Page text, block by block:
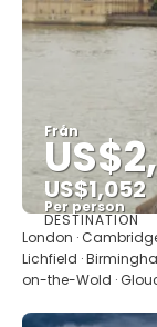
Från
US$1,052
Per person
DESTINATION
London · Cambridge
Lichfield ·
on-the-Wold ·